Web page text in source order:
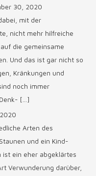
30, 2020
mit der
nicht mehr hilfreiche
die gemeinsame
Und das ist gar nicht so
Kränkungen und
noch immer
[…]
Arten des
und ein Kind-
ist ein eher abgeklärtes
Verwunderung darüber,